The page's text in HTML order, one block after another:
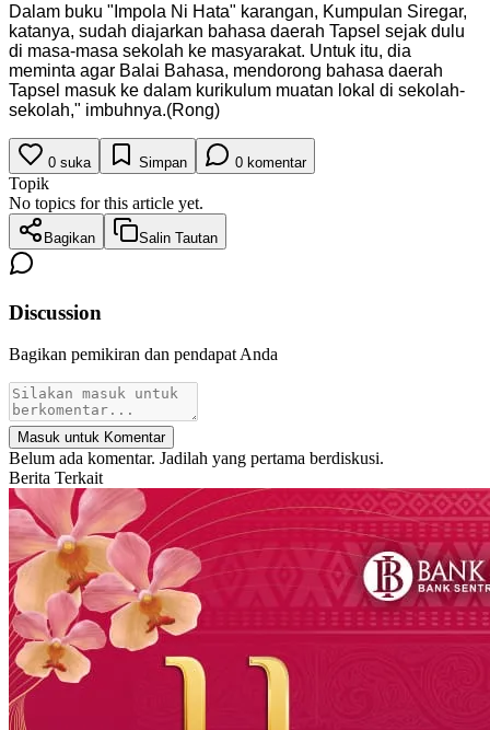
Dalam buku "Impola Ni Hata" karangan, Kumpulan Siregar,
katanya, sudah diajarkan bahasa daerah Tapsel sejak dulu
di masa-masa sekolah ke masyarakat. Untuk itu, dia
meminta agar Balai Bahasa, mendorong bahasa daerah
Tapsel masuk ke dalam kurikulum muatan lokal di sekolah-
sekolah," imbuhnya.(Rong)
0 suka Simpan 0 komentar
Topik
No topics for this article yet.
Bagikan Salin Tautan
Discussion
Bagikan pemikiran dan pendapat Anda
Masuk untuk Komentar
Belum ada komentar. Jadilah yang pertama berdiskusi.
Berita Terkait